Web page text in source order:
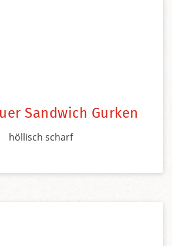
Sandwich Gurken
höllisch scharf